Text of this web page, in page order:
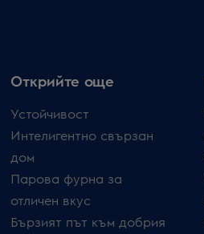
Открийте още
Устойчивост
Интелигентно свързан
дом
Парова фурна за
отличен вкус
Бързият път към добрия